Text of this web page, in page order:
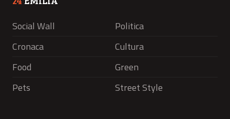
Social Wall
Politica
Cronaca
Cultura
Food
Green
Pets
Street Style